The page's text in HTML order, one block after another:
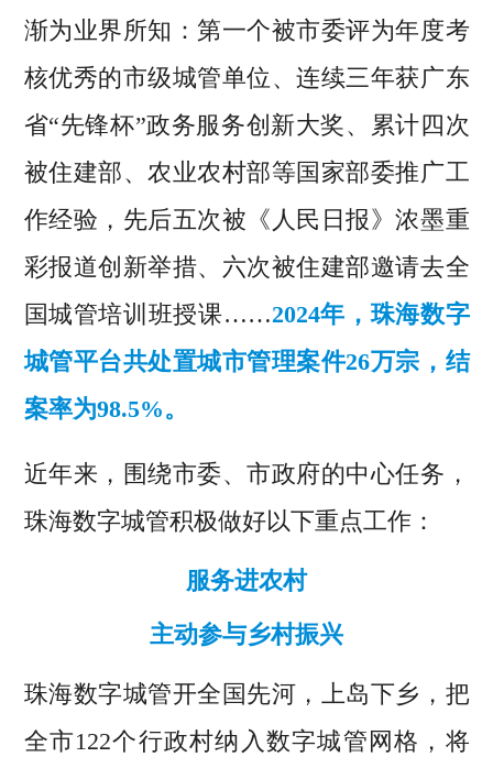
渐为业界所知：第一个被市委评为年度考
核优秀的市级城管单位、连续三年获广东
省“先锋杯”政务服务创新大奖、累计四次
被住建部、农业农村部等国家部委推广工
作经验，先后五次被《人民日报》浓墨重
彩报道创新举措、六次被住建部邀请去全
国城管培训班授课……2024年，珠海数字
城管平台共处置城市管理案件26万宗，结
案率为98.5%。
近年来，围绕市委、市政府的中心任务，
珠海数字城管积极做好以下重点工作：
服务进农村
主动参与乡村振兴
珠海数字城管开全国先河，上岛下乡，把
全市122个行政村纳入数字城管网格，将